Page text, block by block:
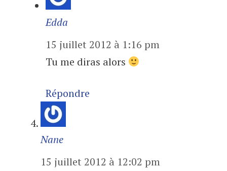
Edda
15 juillet 2012 à 1:16 pm
Tu me diras alors
Répondre
Nane
15 juillet 2012 à 12:02 pm